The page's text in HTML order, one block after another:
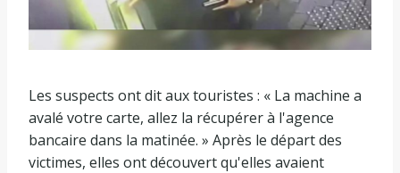
Les suspects ont dit aux touristes : « La machine a
avalé votre carte, allez la récupérer à l'agence
bancaire dans la matinée. » Après le départ des
victimes, elles ont découvert qu'elles avaient